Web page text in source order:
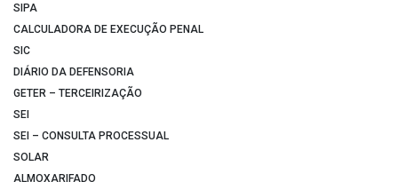
SIPA
CALCULADORA DE EXECUÇÃO PENAL
SIC
DIÁRIO DA DEFENSORIA
GETER – TERCEIRIZAÇÃO
SEI
SEI – CONSULTA PROCESSUAL
SOLAR
ALMOXARIFADO